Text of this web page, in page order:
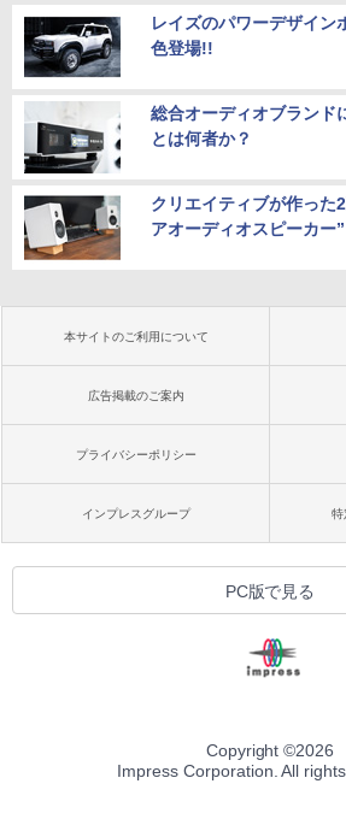
レイズのパワーデザイン
色登場!!
総合オーディオブランド
とは何者か？
クリエイティブが作った
アオーディオスピーカー”
本サイトのご利用について
広告掲載のご案内
プライバシーポリシー
インプレスグループ 特
PC版で見る
Copyright ©2026
Impress Corporation. All